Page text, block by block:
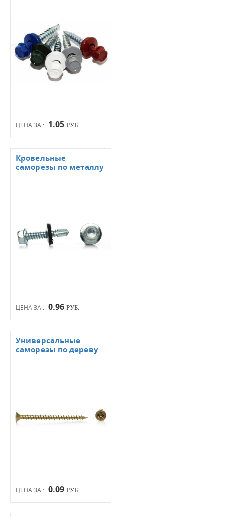
ЦЕНА ЗА : 1.05 РУБ.
ЦЕНА ЗА : 0.96 РУБ.
Кровельные
саморезы по металлу
ЦЕНА ЗА : 0.09 РУБ.
Универсальные
саморезы по дереву